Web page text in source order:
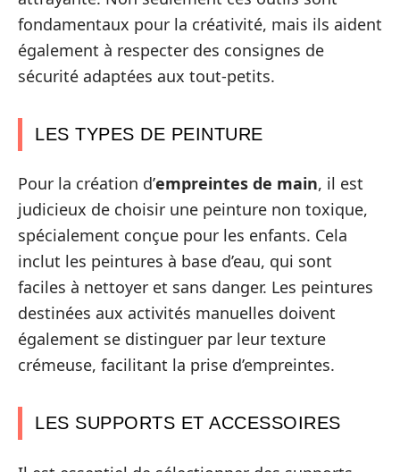
fondamentaux pour la créativité, mais ils aident
également à respecter des consignes de
sécurité adaptées aux tout-petits.
LES TYPES DE PEINTURE
Pour la création d’empreintes de main, il est
judicieux de choisir une peinture non toxique,
spécialement conçue pour les enfants. Cela
inclut les peintures à base d’eau, qui sont
faciles à nettoyer et sans danger. Les peintures
destinées aux activités manuelles doivent
également se distinguer par leur texture
crémeuse, facilitant la prise d’empreintes.
LES SUPPORTS ET ACCESSOIRES